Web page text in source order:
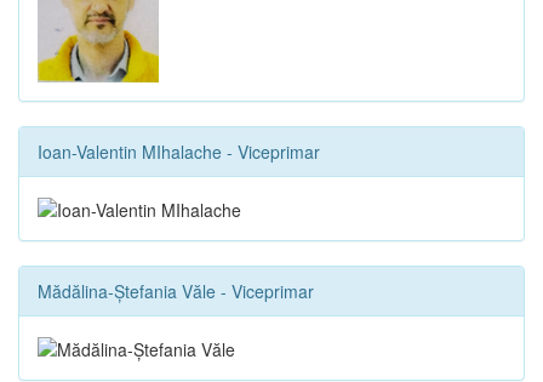
Ioan-Valentin MIhalache - Viceprimar
Mădălina-Ștefania Văle - Viceprimar